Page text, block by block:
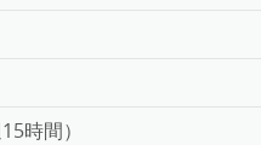
時間）